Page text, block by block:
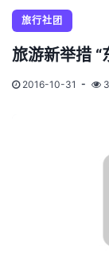
旅行社团
旅游新举措 “
2016-10-31